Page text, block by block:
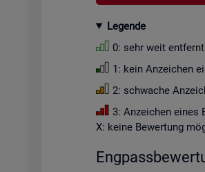
Le­gen­de
0: sehr weit
1: kein An­zei­chen
2: schwa­che
3: An­zei­chen eines
X: keine Be­wer­tung